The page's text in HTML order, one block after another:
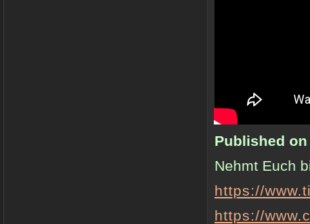
Published on
Nehmt Euch
https://
https://